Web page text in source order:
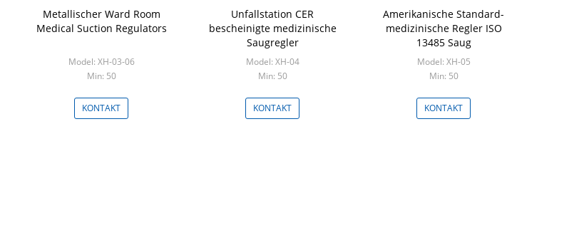
Metallischer Ward Room
Medical Suction Regulators
Model: XH-03-06
Min: 50
KONTAKT
Unfallstation CER
bescheinigte medizinische
Saugregler
Model: XH-04
Min: 50
KONTAKT
Amerikanische Standard-
medizinische Regler ISO
13485 Saug
Model: XH-05
Min: 50
KONTAKT